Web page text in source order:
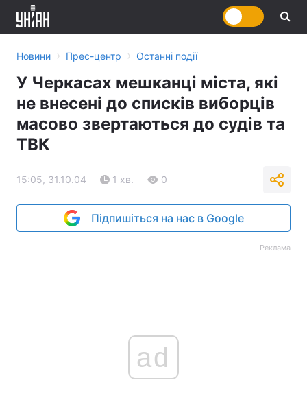
Новини › Прес-центр › Останні події
У Черкасах мешканці міста, які
не внесені до списків виборців
масово звертаються до судів та
ТВК
15:05, 31.10.04 1 хв. 0
Підпишіться на нас в Google
Реклама
ad